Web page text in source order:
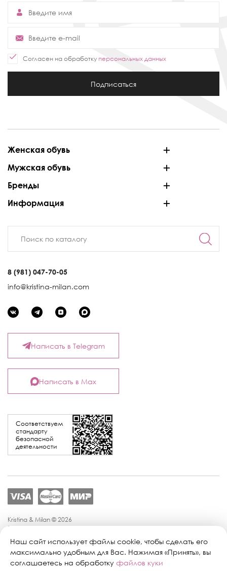
Согласен на обработку персональных данных
Подписаться
Женская обувь
Мужская обувь
Бренды
Информация
8 (981) 047-70-05
info@kristina-milan.com
Соответствуем
стандарту
безопасной
деятельности
Написать в Telegram
Написать в Max
Kristina & Milan © 2026
Политика конфиденциальности
Политика обработки персональных данных
Публичная оферта
Персональные настройки файлов cookie
Наш сайт использует файлы cookie, чтобы сделать его
максимально удобным для Вас. Нажимая «Принять», вы
соглашаетесь на обработку файлов куки